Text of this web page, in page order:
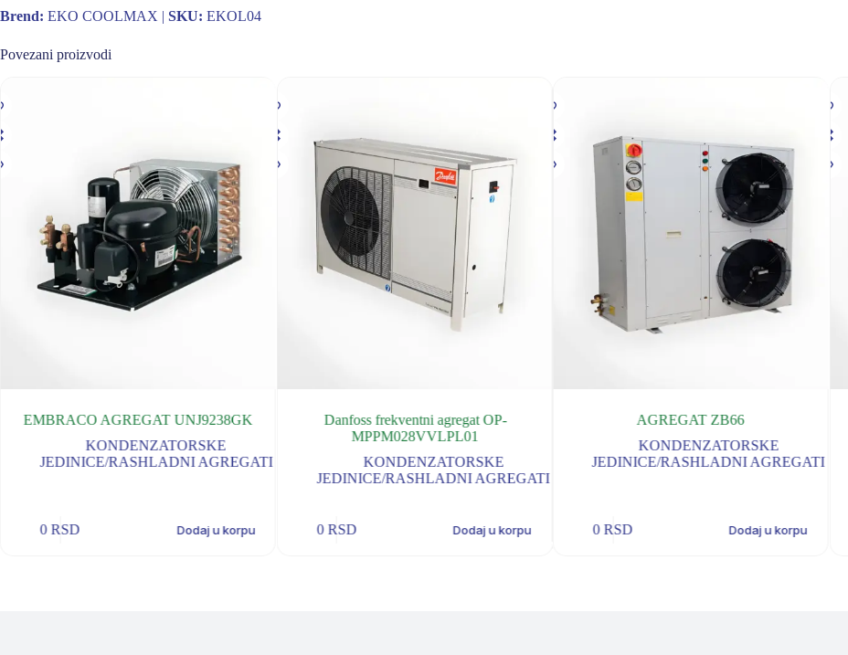
Brend: EKO COOLMAX | SKU: EKOL04
Povezani proizvodi
EMBRACO AGREGAT UNJ9238GK
KONDENZATORSKE
JEDINICE/RASHLADNI AGREGATI
0RSD Dodaj u korpu
Danfoss frekventni agregat OP-
MPPM028VVLPL01
KONDENZATORSKE
JEDINICE/RASHLADNI AGREGATI
0 RSD Dodaj u korpu
AGREGAT ZB66
KONDENZATORSKE
JEDINICE/RASHLADNI AGREGATI
0 RSD Dodaj u korpu